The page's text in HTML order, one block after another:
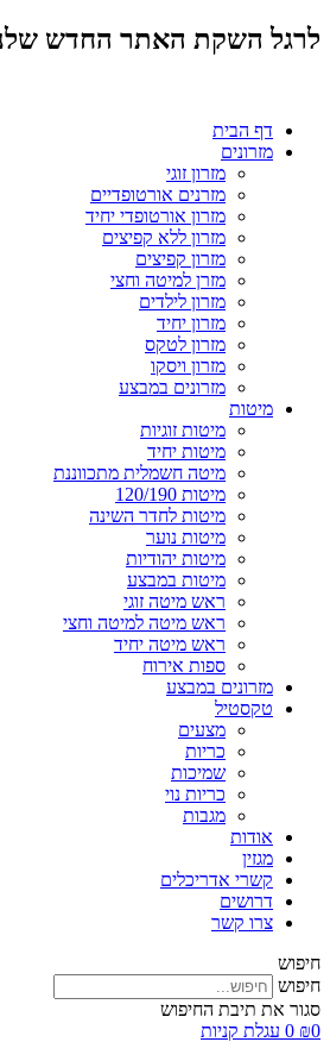
לרגל השקת האתר החדש שלנו
דף הבית
מזרונים
מזרון זוגי
מזרנים אורטופדיים
מזרון אורטופדי יחיד
מזרון ללא קפיצים
מזרון קפיצים
מזרן למיטה וחצי
מזרון לילדים
מזרון יחיד
מזרון לטקס
מזרון ויסקו
מזרונים במבצע
מיטות
מיטות זוגיות
מיטות יחיד
מיטה חשמלית מתכווננת
מיטות 120/190
מיטות לחדר השינה
מיטות נוער
מיטות יהודיות
מיטות במבצע
ראש מיטה זוגי
ראש מיטה למיטה וחצי
ראש מיטה יחיד
ספות אירוח
מזרונים במבצע
טקסטיל
מצעים
כריות
שמיכות
כריות נוי
מגבות
אודות
מגזין
קשרי אדריכלים
דרושים
צרו קשר
חיפוש
חיפוש
סגור את תיבת החיפוש
₪0
0 עגלת קניות